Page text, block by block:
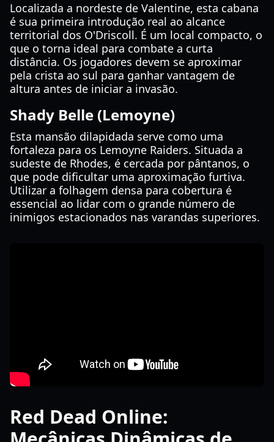
Localizada a nordeste de Valentine, esta cabana
é sua primeira introdução real ao alcance
territorial dos O'Driscoll. É um local compacto, o
que o torna ideal para combate a curta
distância. Os jogadores devem se aproximar
pela crista ao sul para ganhar vantagem de
altura antes de iniciar a invasão.
Shady Belle (Lemoyne)
Esta mansão dilapidada serve como uma
fortaleza para os Lemoyne Raiders. Situada a
sudeste de Rhodes, é cercada por pântanos, o
que pode dificultar uma aproximação furtiva.
Utilizar a folhagem densa para cobertura é
essencial ao lidar com o grande número de
inimigos estacionados nas varandas superiores.
Red Dead Online: